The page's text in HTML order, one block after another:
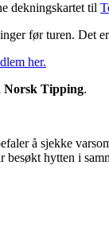
dekningskartet til
før turen. Det
her.
Norsk Tipping.
å sjekke
besøkt hytten i